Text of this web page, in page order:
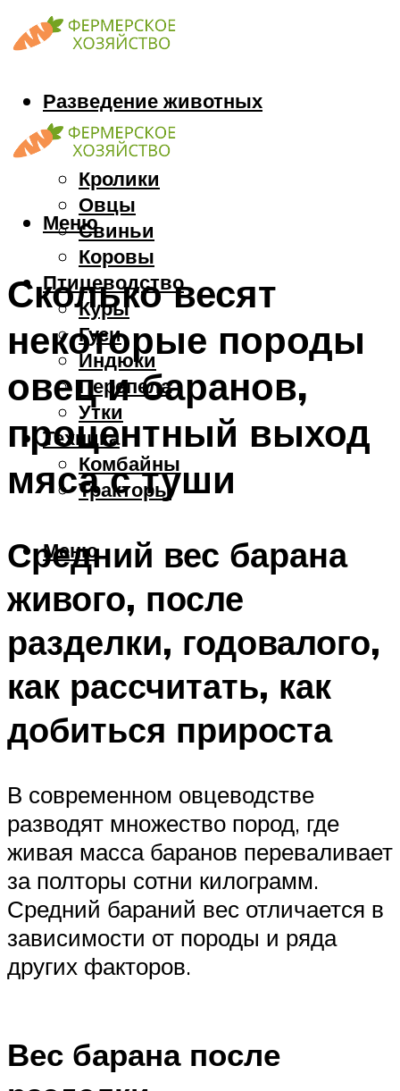
Разведение животных
Козы
Кони
Кролики
Овцы
Свиньи
Коровы
Птицеводство
Куры
Гуси
Индюки
Перепела
Утки
Техника
Комбайны
Тракторы
Меню
Меню
Сколько весят
некоторые породы
овец и баранов,
процентный выход
мяса с туши
Средний вес барана
живого, после
разделки, годовалого,
как рассчитать, как
добиться прироста
В современном овцеводстве
разводят множество пород, где
живая масса баранов переваливает
за полторы сотни килограмм.
Средний бараний вес отличается в
зависимости от породы и ряда
других факторов.
Вес барана после